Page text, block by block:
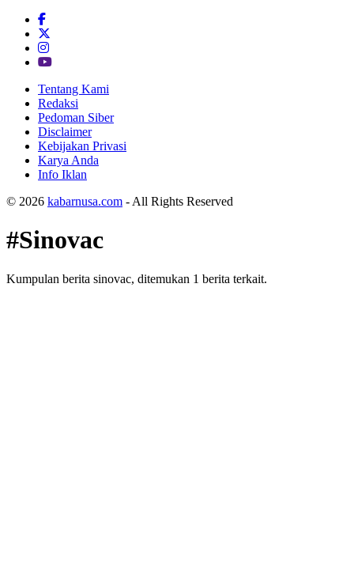
Tentang Kami
Redaksi
Pedoman Siber
Disclaimer
Kebijakan Privasi
Karya Anda
Info Iklan
© 2026 kabarnusa.com - All Rights Reserved
#Sinovac
Kumpulan berita sinovac, ditemukan 1 berita terkait.